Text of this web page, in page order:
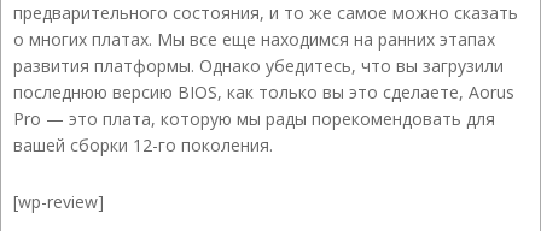
предварительного состояния, и то же самое можно сказать
о многих платах. Мы все еще находимся на ранних этапах
развития платформы. Однако убедитесь, что вы загрузили
последнюю версию BIOS, как только вы это сделаете, Aorus
Pro — это плата, которую мы рады порекомендовать для
вашей сборки 12-го поколения.
[wp-review]